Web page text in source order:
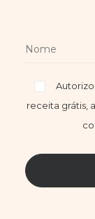
receita grátis,